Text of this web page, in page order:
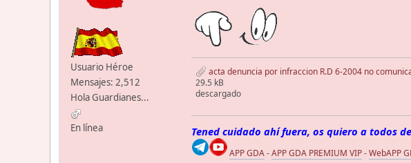
Usuario Héroe
Mensajes: 2,512
Hola Guardianes...
En línea
acta denuncia por infraccion R.D 6-2004 no
29.5 kB
descargado
Tened cuidado ahí fuera, os quiero a todos
APP GDA-APP GDA PREMIUM VIP-WebAPP